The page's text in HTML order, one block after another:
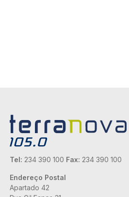
Tel: 234 390 100 Fax: 234 390 100
Endereço Postal
Apartado 42